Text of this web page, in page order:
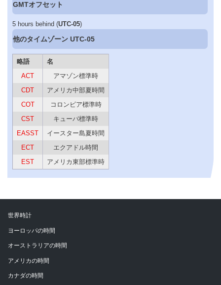
GMTオフセット
5 hours behind (UTC-05)
他のタイムゾーン UTC-05
略語
名
ACT
アマゾン標準時
CDT
アメリカ中部夏時間
COT
コロンビア標準時
CST
キューバ標準時
EASST
イースター島夏時間
ECT
エクアドル時間
EST
アメリカ東部標準時
世界時計
ヨーロッパの時間
オーストラリアの時間
アメリカの時間
カナダの時間